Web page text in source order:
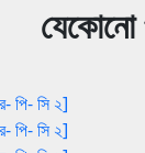
যেকোনো
পি- সি ২]
পি- সি ২]